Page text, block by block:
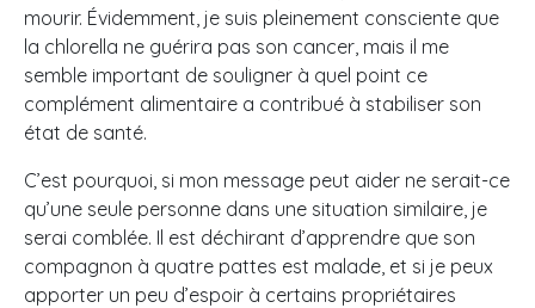
mourir. Évidemment, je suis pleinement consciente que
la chlorella ne guérira pas son cancer, mais il me
semble important de souligner à quel point ce
complément alimentaire a contribué à stabiliser son
état de santé.
C’est pourquoi, si mon message peut aider ne serait-ce
qu’une seule personne dans une situation similaire, je
serai comblée. Il est déchirant d’apprendre que son
compagnon à quatre pattes est malade, et si je peux
apporter un peu d’espoir à certains propriétaires